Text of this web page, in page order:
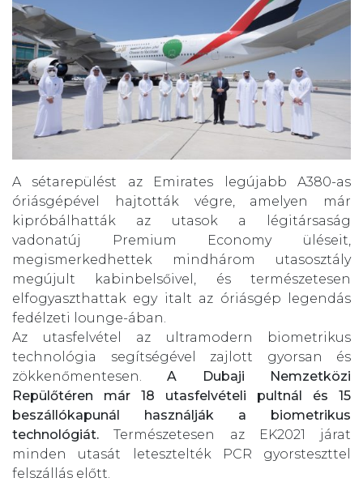
A sétarepülést az Emirates legújabb A380-as
óriásgépével hajtották végre, amelyen már
kipróbálhatták az utasok a légitársaság
vadonatúj Premium Economy üléseit,
megismerkedhettek mindhárom utasosztály
megújult kabinbelsőivel, és természetesen
elfogyaszthattak egy italt az óriásgép legendás
fedélzeti lounge-ában.
Az utasfelvétel az ultramodern biometrikus
technológia segítségével zajlott gyorsan és
zökkenőmentesen.A Dubaji Nemzetközi
Repülőtéren már 18 utasfelvételi pultnál és 15
beszállókapunál használják a biometrikus
technológiát. Természetesen az EK2021 járat
minden utasát letesztelték PCR gyorsteszttel
felszállás előtt.